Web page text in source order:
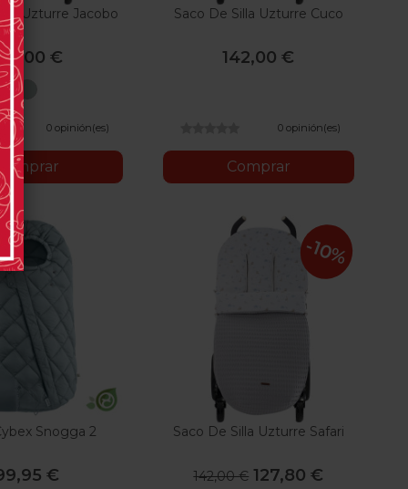
Uzturre Jacobo
€
0 opinión(es)
Saco De Silla Uzturre Cuco
142,00 €
0 opinión(es)
Comprar
Snogga 2
€
Saco De Silla Uzturre Safari
142,00 € 127,80 €
-10%